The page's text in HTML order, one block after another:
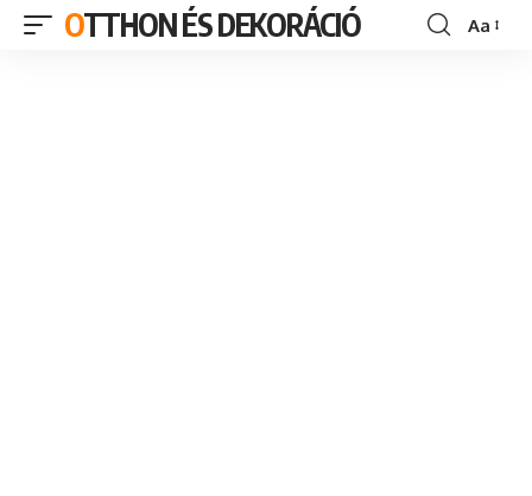
OTTHON ÉS DEKORÁCIÓ
Font
Aa